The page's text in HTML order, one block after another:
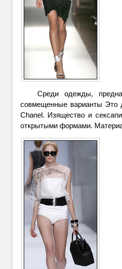
Среди одежды,
совмещенные варианты Это
Chanel. Изящество и
открытыми формами.